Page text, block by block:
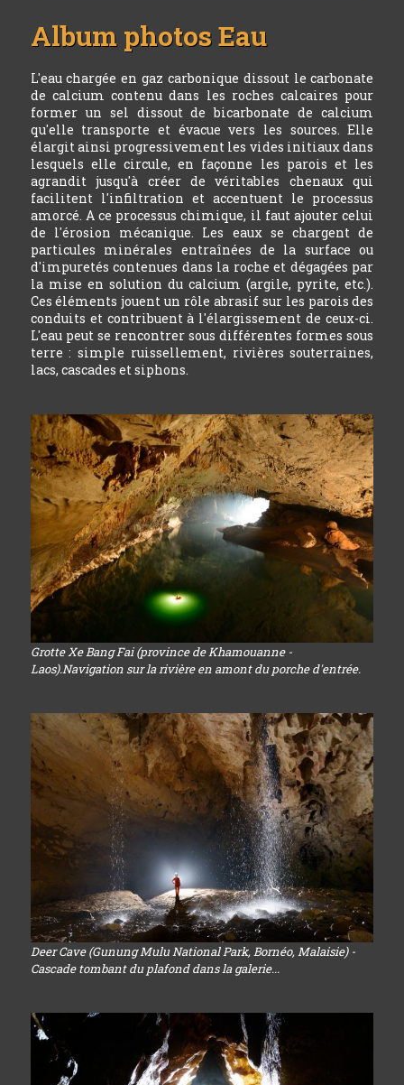
Album photosEau
L'eau chargée en gaz carbonique dissout le carbonate
de calcium contenu dans les roches calcaires pour
former un sel dissout de bicarbonate de calcium
qu'elle transporte et évacue vers les sources. Elle
élargit ainsi progressivement les vides initiaux dans
lesquels elle circule, en façonne les parois et les
agrandit jusqu'à créer de véritables chenaux qui
facilitent l'infiltration et accentuent le processus
amorcé. A ce processus chimique, il faut ajouter celui
de l'érosion mécanique. Les eaux se chargent de
particules minérales entraînées de la surface ou
d'impuretés contenues dans la roche et dégagées par
la mise en solution du calcium (argile, pyrite, etc.).
Ces éléments jouent un rôle abrasif sur les parois des
conduits et contribuent à l'élargissement de ceux-ci.
L'eau peut se rencontrer sous différentes formes sous
terre : simple ruissellement, rivières souterraines,
lacs, cascades et siphons.
Grotte Xe Bang Fai (province de Khamouanne -
Laos).Navigation sur la rivière en amont du porche d'entrée.
Deer Cave (Gunung Mulu National Park, Bornéo, Malaisie) -
Cascade tombant du plafond dans la galerie...